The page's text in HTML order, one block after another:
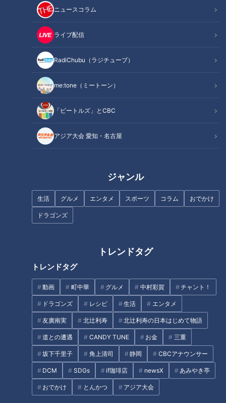
ニュースコラム
ライブ配信
RadiChubu（ラジチューブ）
me:tone（ミートーン）
「ビートルズ」とCBC
アジア大会 愛知・名古屋
ジャンル
生活 グルメ エンタメ スポーツ コラム おでかけ
ドラゴンズ
トレンドタグ
トレンドタグ
動画 町中華 グルメ 中村彩賀 チャント！
ドラゴンズ レシピ 生活 エンタメ
友廣南実 北辻利寿 北辻利寿の日本はじめて物語
道との遭遇 CANDY TUNE お金 三重
坂下千里子 角上清司 静岡 CBCアナウンサー
DCM SDGs if珈琲店 newsX あみやき亭
おでかけ とんかつ アジア大会
「鶏胸肉のやわらかマヨから揚
げ」の作り方【キユーピー３分
クッキング】
ソース炒め」の作り方【キユー
ピー３分クッキング】
「牛肉とズッキーニの塩昆布卵
「ポークソテー アップルソー
クッキング】
新人アナが、愛知県安城市と刈
ューを全力で紹介！
「春キャベツとにらの担々(タン
タグ
グルメ チャント！ 加藤愛 愛されフード
番組紹介
チャント！